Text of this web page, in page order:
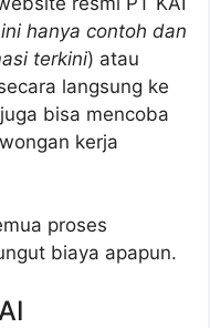
hanya contoh dan
terkini) atau
langsung ke
bisa mencoba
kerja
proses
biaya apapun.